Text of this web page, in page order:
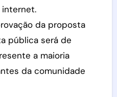
internet.
da proposta
pública será de
a maioria
da comunidade